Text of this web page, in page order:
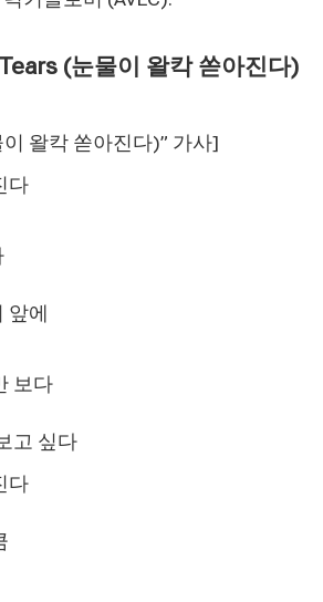
(눈물이 왈칵 쏟아진다)
이 왈칵 쏟아진다)” 가사]
다
앞에
보다
고 싶다
다